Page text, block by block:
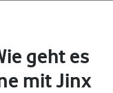
geht es
mit Jinx